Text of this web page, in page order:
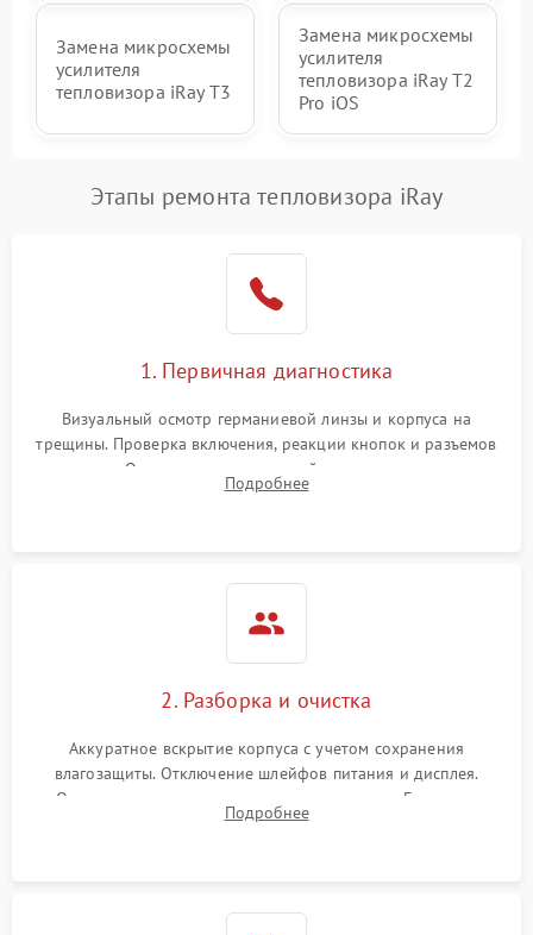
Замена микросхемы
усилителя
тепловизора iRay T3
Замена микросхемы
усилителя
тепловизора iRay T2
Pro iOS
Этапы ремонта тепловизора iRay
1. Первичная диагностика
Визуальный осмотр германиевой линзы и корпуса на
трещины. Проверка включения, реакции кнопок и разъемов
зарядки. Оценка вывода тепловой сигнатуры на экран,
проверка базовых функций и считывание системных
Подробнее
2. Разборка и очистка
Аккуратное вскрытие корпуса с учетом сохранения
влагозащиты. Отключение шлейфов питания и дисплея.
Очистка внутренних плат от окислов и пыли. Бережная
обработка германиевого объектива специализированными
Подробнее